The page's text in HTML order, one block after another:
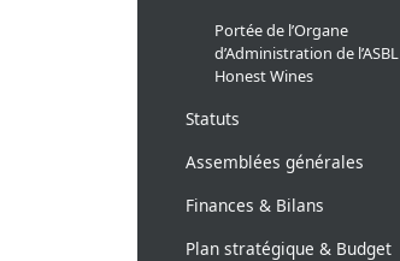
Portée de l’Organe
d’Administration de l’ASBL
Honest Wines
Statuts
Assemblées générales
Finances & Bilans
Plan stratégique & Budget